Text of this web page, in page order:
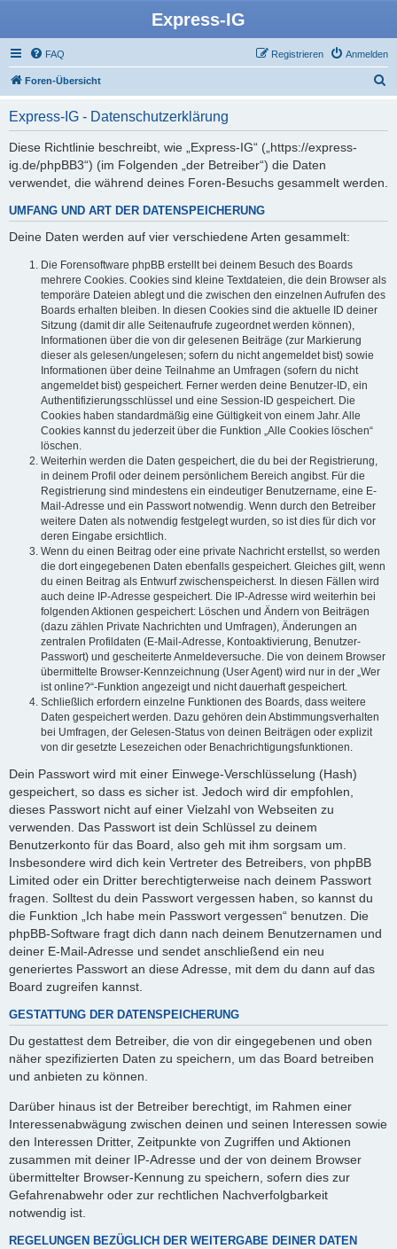
Express-IG
FAQ Anmelden
Registrieren
Foren-Übersicht
Express-IG - Datenschutzerklärung
Diese Richtlinie beschreibt, wie „Express-IG“ („https://express-
ig.de/phpBB3“) (im Folgenden „der Betreiber“) die Daten
verwendet, die während deines Foren-Besuchs gesammelt werden.
UMFANG UND ART DER DATENSPEICHERUNG
Deine Daten werden auf vier verschiedene Arten gesammelt:
Die Forensoftware phpBB erstellt bei deinem Besuch des Boards
mehrere Cookies. Cookies sind kleine Textdateien, die dein Browser als
temporäre Dateien ablegt und die zwischen den einzelnen Aufrufen des
Boards erhalten bleiben. In diesen Cookies sind die aktuelle ID deiner
Sitzung (damit dir alle Seitenaufrufe zugeordnet werden können),
Informationen über die von dir gelesenen Beiträge (zur Markierung
dieser als gelesen/ungelesen; sofern du nicht angemeldet bist) sowie
Informationen über deine Teilnahme an Umfragen (sofern du nicht
angemeldet bist) gespeichert. Ferner werden deine Benutzer-ID, ein
Authentifizierungsschlüssel und eine Session-ID gespeichert. Die
Cookies haben standardmäßig eine Gültigkeit von einem Jahr. Alle
Cookies kannst du jederzeit über die Funktion „Alle Cookies löschen“
löschen.
Weiterhin werden die Daten gespeichert, die du bei der Registrierung,
in deinem Profil oder deinem persönlichem Bereich angibst. Für die
Registrierung sind mindestens ein eindeutiger Benutzername, eine E-
Mail-Adresse und ein Passwort notwendig. Wenn durch den Betreiber
weitere Daten als notwendig festgelegt wurden, so ist dies für dich vor
deren Eingabe ersichtlich.
Wenn du einen Beitrag oder eine private Nachricht erstellst, so werden
die dort eingegebenen Daten ebenfalls gespeichert. Gleiches gilt, wenn
du einen Beitrag als Entwurf zwischenspeicherst. In diesen Fällen wird
auch deine IP-Adresse gespeichert. Die IP-Adresse wird weiterhin bei
folgenden Aktionen gespeichert: Löschen und Ändern von Beiträgen
(dazu zählen Private Nachrichten und Umfragen), Änderungen an
zentralen Profildaten (E-Mail-Adresse, Kontoaktivierung, Benutzer-
Passwort) und gescheiterte Anmeldeversuche. Die von deinem Browser
übermittelte Browser-Kennzeichnung (User Agent) wird nur in der „Wer
ist online?“-Funktion angezeigt und nicht dauerhaft gespeichert.
Schließlich erfordern einzelne Funktionen des Boards, dass weitere
Daten gespeichert werden. Dazu gehören dein Abstimmungsverhalten
bei Umfragen, der Gelesen-Status von deinen Beiträgen oder explizit
von dir gesetzte Lesezeichen oder Benachrichtigungsfunktionen.
Dein Passwort wird mit einer Einwege-Verschlüsselung (Hash)
gespeichert, so dass es sicher ist. Jedoch wird dir empfohlen,
dieses Passwort nicht auf einer Vielzahl von Webseiten zu
verwenden. Das Passwort ist dein Schlüssel zu deinem
Benutzerkonto für das Board, also geh mit ihm sorgsam um.
Insbesondere wird dich kein Vertreter des Betreibers, von phpBB
Limited oder ein Dritter berechtigterweise nach deinem Passwort
fragen. Solltest du dein Passwort vergessen haben, so kannst du
die Funktion „Ich habe mein Passwort vergessen“ benutzen. Die
phpBB-Software fragt dich dann nach deinem Benutzernamen und
deiner E-Mail-Adresse und sendet anschließend ein neu
generiertes Passwort an diese Adresse, mit dem du dann auf das
Board zugreifen kannst.
GESTATTUNG DER DATENSPEICHERUNG
Du gestattest dem Betreiber, die von dir eingegebenen und oben
näher spezifizierten Daten zu speichern, um das Board betreiben
und anbieten zu können.
Darüber hinaus ist der Betreiber berechtigt, im Rahmen einer
Interessenabwägung zwischen deinen und seinen Interessen sowie
den Interessen Dritter, Zeitpunkte von Zugriffen und Aktionen
zusammen mit deiner IP-Adresse und der von deinem Browser
übermittelter Browser-Kennung zu speichern, sofern dies zur
Gefahrenabwehr oder zur rechtlichen Nachverfolgbarkeit
notwendig ist.
REGELUNGEN BEZÜGLICH DER WEITERGABE DEINER DATEN